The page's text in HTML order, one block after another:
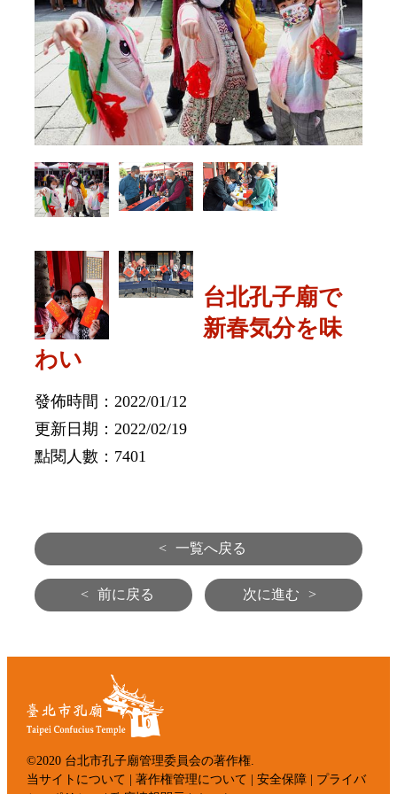
台北孔子廟で
新春気分を味
わい
發佈時間：2022/01/12
更新日期：2022/02/19
點閱人數：7401
< 一覧へ戻る
< 前に戻る 次に進む >
©2020 台北市孔子廟管理委員会の著作権.
当サイトについて | 著作権管理について | 安全保障| プライバ